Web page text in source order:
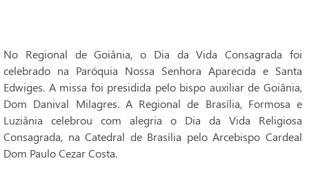
No Regional de Goiânia, o Dia da Vida Consagrada foi
celebrado na Paróquia Nossa Senhora Aparecida e Santa
Edwiges. A missa foi presidida pelo bispo auxiliar de Goiânia,
Dom Danival Milagres. A Regional de Brasília, Formosa e
Luziânia celebrou com alegria o Dia da Vida Religiosa
Consagrada, na Catedral de Brasília pelo Arcebispo Cardeal
Dom Paulo Cezar Costa.